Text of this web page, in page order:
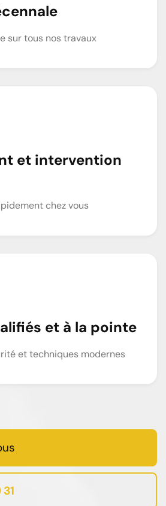
sur tous nos travaux
et intervention
chez vous
et à la pointe
et techniques modernes